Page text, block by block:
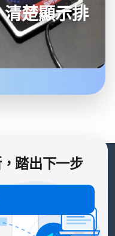
楚顯示排
踏出下一步